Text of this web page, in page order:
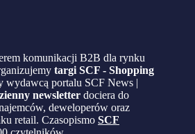
komunikacji B2B dla rynku
targi SCF - Shopping
wydawcą portalu SCF News |
newsletter dociera do
deweloperów oraz
retail. Czasopismo SCF